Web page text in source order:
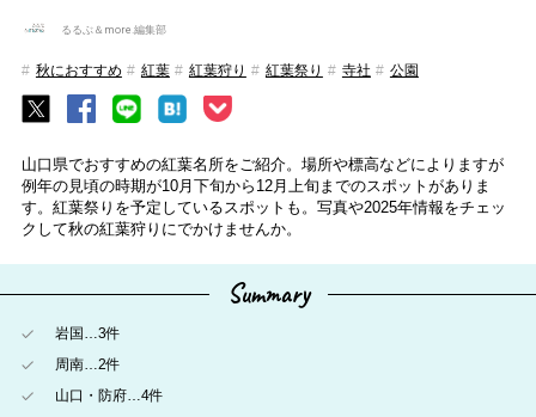
るるぶ＆more.編集部
秋におすすめ 紅葉 紅葉狩り 紅葉祭り 寺社 公園
山口県でおすすめの紅葉名所をご紹介。場所や標高などによりますが
例年の見頃の時期が10月下旬から12月上旬までのスポットがありま
す。紅葉祭りを予定しているスポットも。写真や2025年情報をチェッ
クして秋の紅葉狩りにでかけませんか。
Summary
岩国…3件
周南…2件
山口・防府…4件